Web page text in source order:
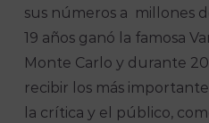
sus números a millones
19 años ganó la famosa
Monte Carlo y durante
recibir los más
la crítica y el público,